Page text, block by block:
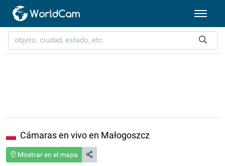
Cámaras en vivo en Małogoszcz
Mostrar en el mapa